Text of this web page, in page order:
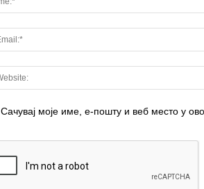
Сачувај моје име, е-пошту и веб место у